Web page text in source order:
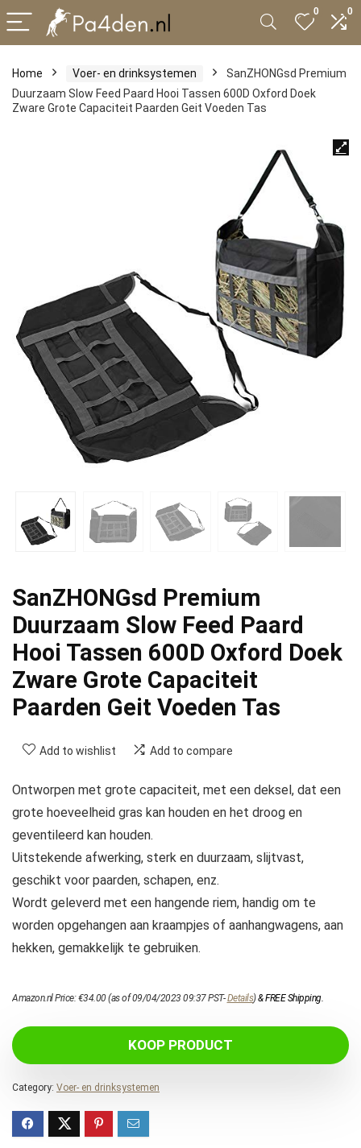
0 0
Home Voer- en drinksystemen
SanZHONGsd Premium
Duurzaam Slow Feed Paard Hooi Tassen 600D Oxford Doek
Zware Grote Capaciteit Paarden Geit Voeden Tas
SanZHONGsd Premium
Duurzaam Slow Feed Paard
Hooi Tassen 600D Oxford Doek
Zware Grote Capaciteit
Paarden Geit Voeden Tas
Add to wishlist Add to compare
Ontworpen met grote capaciteit, met een deksel, dat een
grote hoeveelheid gras kan houden en het droog en
geventileerd kan houden.
Uitstekende afwerking, sterk en duurzaam, slijtvast,
geschikt voor paarden, schapen, enz.
Wordt geleverd met een hangende riem, handig om te
worden opgehangen aan kraampjes of aanhangwagens, aan
hekken, gemakkelijk te gebruiken.
Amazon.nl Price:€34.00(as of 09/04/2023 09:37 PST-Details)&FREE Shipping.
KOOP PRODUCT
Category: Voer- en drinksystemen